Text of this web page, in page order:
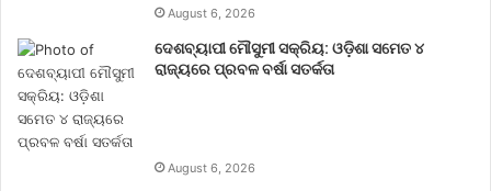
August 6, 2026
ଦେଶବ୍ୟାପୀ ମୌସୁମୀ ସକ୍ରିୟ: ଓଡ଼ିଶା ସମେତ ୪
ରାଜ୍ୟରେ ପ୍ରବଳ ବର୍ଷା ସତର୍କତା
August 6, 2026